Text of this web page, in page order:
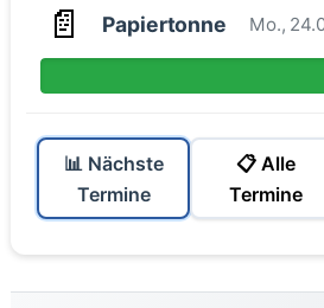
📄 Papiertonne Mo.,
📊 Nächste
Termine
📋 Alle
Termine